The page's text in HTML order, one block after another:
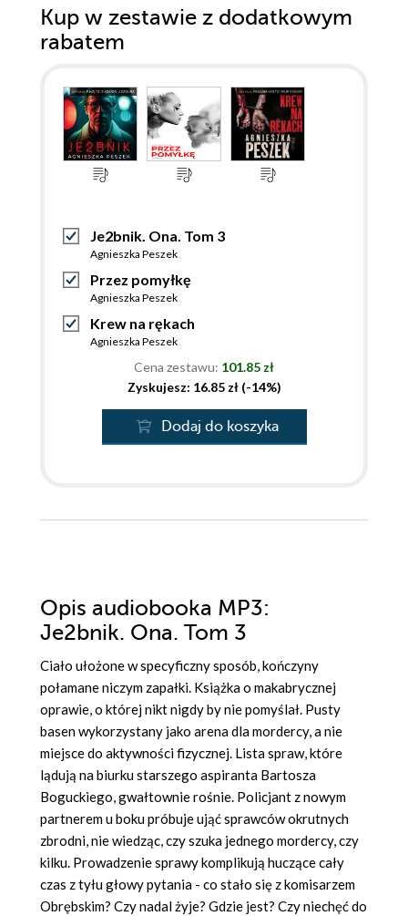
Kup w zestawie z dodatkowym
rabatem
Je2bnik. Ona. Tom 3
Agnieszka Peszek
Przez pomyłkę
Agnieszka Peszek
Krew na rękach
Agnieszka Peszek
Cena zestawu: 101.85 zł
Zyskujesz: 16.85 zł (-14%)
Dodaj do koszyka
Opis audiobooka MP3:
Je2bnik. Ona. Tom 3
Ciało ułożone w specyficzny sposób, kończyny
połamane niczym zapałki. Książka o makabrycznej
oprawie, o której nikt nigdy by nie pomyślał. Pusty
basen wykorzystany jako arena dla mordercy, a nie
miejsce do aktywności fizycznej. Lista spraw, które
lądują na biurku starszego aspiranta Bartosza
Boguckiego, gwałtownie rośnie. Policjant z nowym
partnerem u boku próbuje ująć sprawców okrutnych
zbrodni, nie wiedząc, czy szuka jednego mordercy, czy
kilku. Prowadzenie sprawy komplikują huczące cały
czas z tyłu głowy pytania - co stało się z komisarzem
Obrębskim? Czy nadal żyje? Gdzie jest? Czy niechęć do